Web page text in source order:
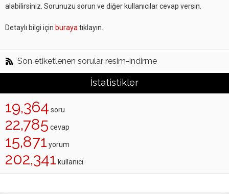
alabilirsiniz. Sorunuzu sorun ve diğer kullanıcılar cevap versin.
Detaylı bilgi için buraya tıklayın.
Son etiketlenen sorular resim-indirme
İstatistikler
19,364 soru
22,785 cevap
15,871 yorum
202,341 kullanıcı